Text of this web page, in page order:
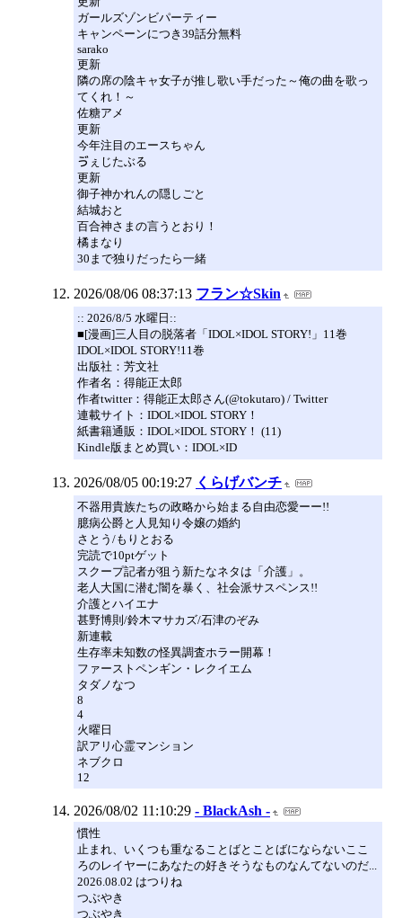
ガールズゾンビパーティー
キャンペーンにつき39話分無料
sarako
更新
隣の席の陰キャ女子が推し歌い手だった～俺の曲を歌っ
てくれ！～
佐糖アメ
更新
今年注目のエースちゃん
ゔぇじたぶる
更新
御子神かれんの隠しごと
結城おと
百合神さまの言うとおり！
橘まなり
30まで独りだったら一緒
2026/08/06 08:37:13 フラン☆Skin
:: 2026/8/5 水曜日::
■[漫画]三人目の脱落者「IDOL×IDOL STORY!」11巻
IDOL×IDOL STORY!11巻
出版社：芳文社
作者名：得能正太郎
作者twitter：得能正太郎さん(@tokutaro) / Twitter
連載サイト：IDOL×IDOL STORY！
紙書籍通販：IDOL×IDOL STORY！ (11)
Kindle版まとめ買い：IDOL×ID
2026/08/05 00:19:27 くらげバンチ
不器用貴族たちの政略から始まる自由恋愛ーー!!
臆病公爵と人見知り令嬢の婚約
さとう/もりとおる
完読で10ptゲット
スクープ記者が狙う新たなネタは「介護」。
老人大国に潜む闇を暴く、社会派サスペンス!!
介護とハイエナ
甚野博則/鈴木マサカズ/石津のぞみ
新連載
生存率未知数の怪異調査ホラー開幕！
ファーストペンギン・レクイエム
タダノなつ
8
4
火曜日
訳アリ心霊マンション
ネブクロ
12
2026/08/02 11:10:29 - BlackAsh -
慣性
止まれ、いくつも重なることばとことばにならないここ
ろのレイヤーにあなたの好きそうなものなんてないのだ...
2026.08.02 はつりね
つぶやき
つぶやき